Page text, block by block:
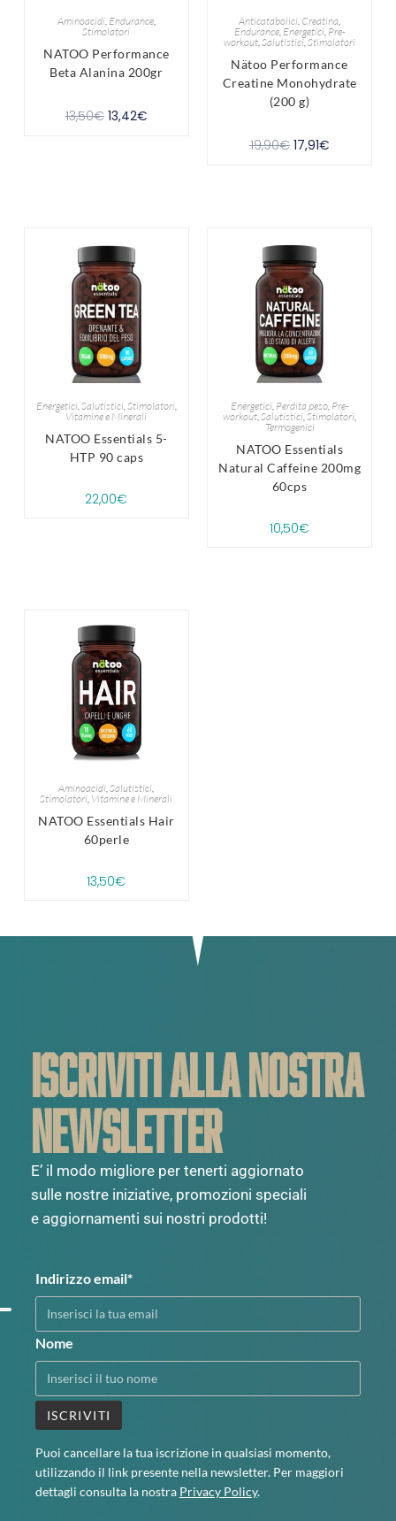
Aminoacidi, Endurance,
Stimolatori
NATOO Performance
Beta Alanina 200gr
13,50€ 13,42€
Anticatabolici Creatina
Endurance, Energetici, Pre-
workout ,Salutistici,Stimolatori
Nätoo Performance
Creatine Monohydrate
(200 g)
19,90€ 17,91€
Energetici, Salutistici, Stimolatori,
Vitamine e Minerali
NATOO Essentials 5-
HTP 90 caps
22,00€
Energetici, Perdita peso, Pre-
workout ,Salutistici ,Stimolatori
Termogenici
NATOO Essentials
Natural Caffeine 200mg
60cps
10,50€
Aminoacidi ,Salutistici
Stimolatori Vitamine e Minerali
NATOO Essentials Hair
60perle
13,50€
ISCRIVITI ALLA NOSTRA
NEWSLETTER
E’ il modo migliore per tenerti aggiornato
sulle nostre iniziative, promozioni speciali
e aggiornamenti sui nostri prodotti!
Indirizzo email*
Nome
Puoi cancellare la tua iscrizione in qualsiasi momento,
utilizzando il link presente nella newsletter. Per maggiori
dettagli consulta la nostra Privacy Policy.